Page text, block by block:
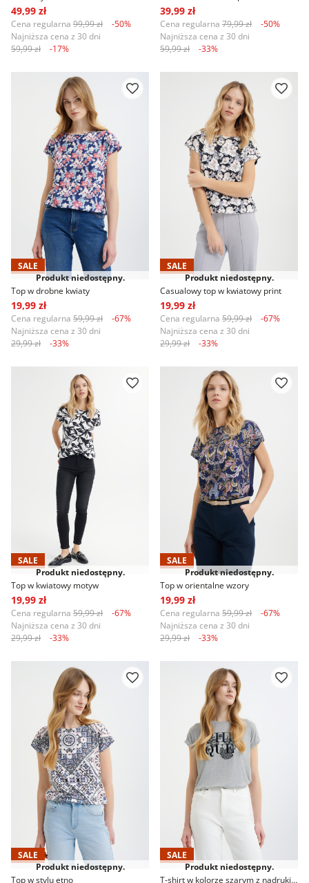
49,99 zł
Cena regularna 99,99 zł
-50%
Najniższa cena z 30 dni
59,99 zł
-17%
39,99 zł
Cena regularna 79,99 zł
-50%
Najniższa cena z 30 dni
59,99 zł
-33%
SALE
Produkt niedostępny.
Top w drobne kwiaty
19,99 zł
Cena regularna 59,99 zł
-67%
Najniższa cena z 30 dni
29,99 zł
-33%
SALE
Produkt niedostępny.
Casualowy top w kwiatowy print
19,99 zł
Cena regularna 59,99 zł
-67%
Najniższa cena z 30 dni
29,99 zł
-33%
SALE
Produkt niedostępny.
Top w kwiatowy motyw
19,99 zł
Cena regularna 59,99 zł
-67%
Najniższa cena z 30 dni
29,99 zł
-33%
SALE
Produkt niedostępny.
Top w orientalne wzory
19,99 zł
Cena regularna 59,99 zł
-67%
Najniższa cena z 30 dni
29,99 zł
-33%
SALE
Produkt niedostępny.
Top w stylu etno
SALE
Produkt niedostępny.